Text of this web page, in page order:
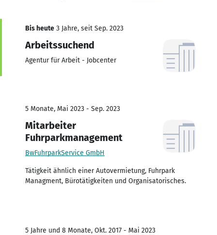
Bis heute 3 Jahre, seit Sep. 2023
Arbeitssuchend
Agentur für Arbeit - Jobcenter
5 Monate, Mai 2023 - Sep. 2023
Mitarbeiter
Fuhrparkmanagement
BwFuhrparkService GmbH
Tätigkeit ähnlich einer Autovermietung, Fuhrpark
Managment, Bürotätigkeiten und Organisatorisches.
5 Jahre und 8 Monate, Okt. 2017 - Mai 2023